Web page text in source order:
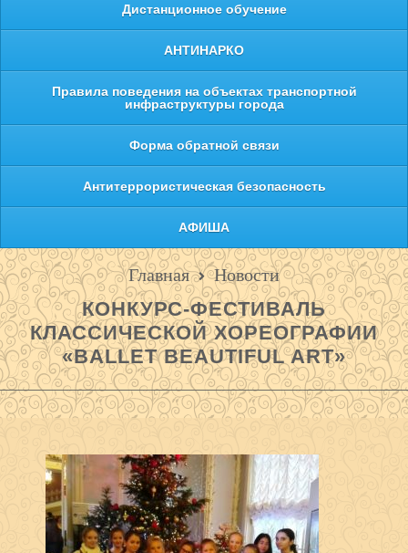
Дистанционное обучение
АНТИНАРКО
Правила поведения на объектах транспортной
инфраструктуры города
Форма обратной связи
Антитеррористическая безопасность
АФИША
Главная Новости
КОНКУРС-ФЕСТИВАЛЬ
КЛАССИЧЕСКОЙ ХОРЕОГРАФИИ
«BALLET BEAUTIFUL ART»